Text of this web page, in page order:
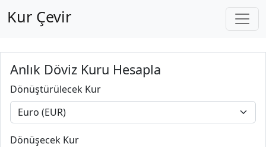
Kur Çevir
Anlık Döviz Kuru Hesapla
Dönüştürülecek Kur
Dönüşecek Kur